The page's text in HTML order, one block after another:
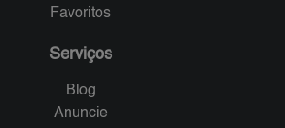
Favoritos
Serviços
Blog
Anuncie